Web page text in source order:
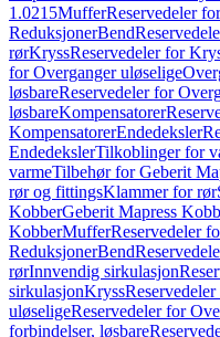
1.0215MufferReservedeler
ReduksjonerBend
rørKryssReservedeler for
for Overganger uløselige
løsbareReservedeler for
løsbareKompensatorer
KompensatorerEndedeksler
EndedekslerTilkoblinger for
varmeTilbehør for Geberit
rør og fittingsKlammer for rør
KobberGeberit Mapress
KobberMufferReservedeler
ReduksjonerBend
rørInnvendig sirkulasjon
sirkulasjonKryss
uløseligeReservedeler for
forbindelser, løsbare